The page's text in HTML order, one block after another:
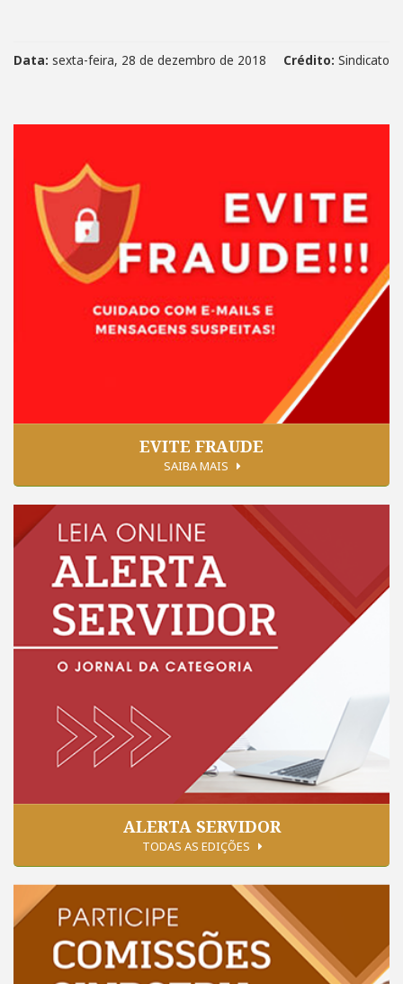
Data: sexta-feira, 28 de dezembro de 2018 Crédito: Sindicato
EVITE FRAUDE
SAIBA MAIS
ALERTA SERVIDOR
TODAS AS EDIÇÕES